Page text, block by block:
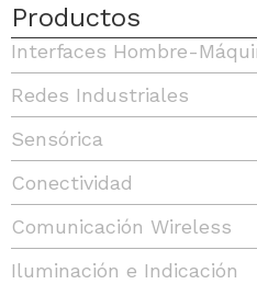
Productos
Interfaces Hombre-
Redes Industriales
Sensórica
Conectividad
Comunicación Wireless
Iluminación e Indicación